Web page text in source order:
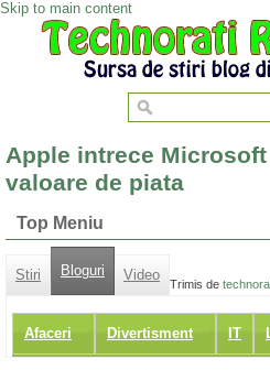
Skip to main content
Apple intrece
valoare de piata
Top Meniu
Stiri Bloguri Video
Afaceri Divertisment IT
Trimis de